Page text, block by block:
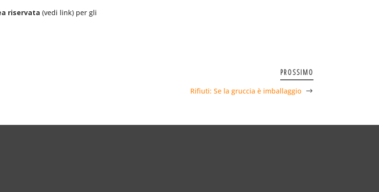
riservata (vedi link) per gli
PROSSIMO
Rifiuti: Se la gruccia è imballaggio